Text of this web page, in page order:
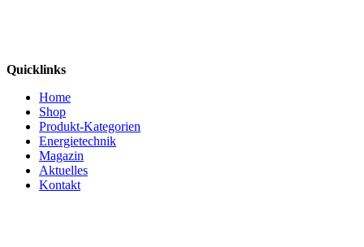
Quicklinks
Home
Shop
Produkt-Kategorien
Energietechnik
Magazin
Aktuelles
Kontakt